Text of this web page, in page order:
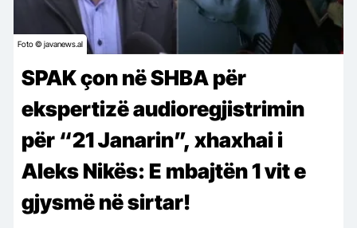
Foto © javanews.al
SPAK çon në SHBA për
ekspertizë audioregjistrimin
për “21 Janarin”, xhaxhai i
Aleks Nikës: E mbajtën 1 vit e
gjysmë në sirtar!